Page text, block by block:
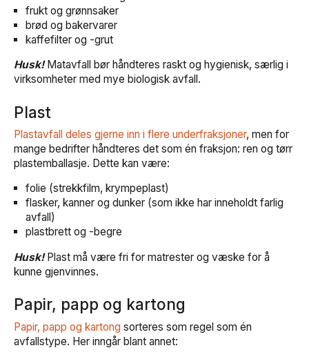
frukt og grønnsaker
brød og bakervarer
kaffefilter og -grut
Husk!Matavfall bør håndteres raskt og hygienisk, særlig i
virksomheter med mye biologisk avfall.
Plast
Plastavfall deles gjerne inn i flere underfraksjoner, men for
mange bedrifter håndteres det som én fraksjon: ren og tørr
plastemballasje. Dette kan være:
folie (strekkfilm, krympeplast)
flasker, kanner og dunker (som ikke har inneholdt farlig
avfall)
plastbrett og -begre
Husk!Plast må være fri for matrester og væske for å
kunne gjenvinnes.
Papir, papp og kartong
Papir, papp og kartong sorteres som regel som én
avfallstype. Her inngår blant annet: